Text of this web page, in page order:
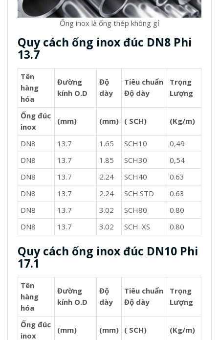
Ống inox là ống thép không gỉ
Quy cách ống inox đúc DN8 Phi
13.7
Tên
hàng
hóa
Đường
kính O.D
Độ
dày
Tiêu chuẩn
Độ dày
Trọng
Lượng
Ống đúc
inox
(mm) (mm) ( SCH) (Kg/m)
DN8 13.7 1.65 SCH10
0,49
DN8
13.7 1.85 SCH30
0,54
DN8
13.7 2.24 SCH40
0.63
DN8
13.7 2.24 SCH.STD
0.63
DN8
13.7 3.02 SCH80
0.80
DN8
13.7 3.02 SCH. XS 0.80
Quy cách ống inox đúc DN10 Phi
17.1
Tên
hàng
hóa
Đường
kính O.D
Độ
dày
Tiêu chuẩn
Độ dày
Trọng
Lượng
Ống đúc
inox
(mm) (mm) ( SCH) (Kg/m)